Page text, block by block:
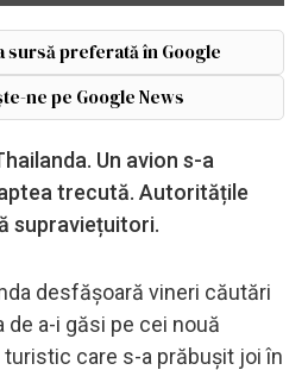
sursă preferată în Google
ne pe Google News
Un avion s-a
trecută. Autoritățile
supraviețuitori.
desfăşoară vineri căutări
a-i găsi pe cei nouă
turistic care s-a prăbuşit joi în